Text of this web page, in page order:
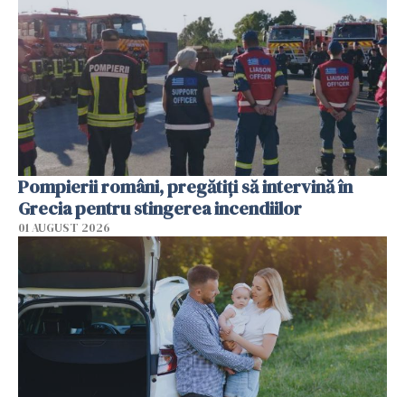
Pompierii români, pregătiţi să intervină în
Grecia pentru stingerea incendiilor
01 AUGUST 2026